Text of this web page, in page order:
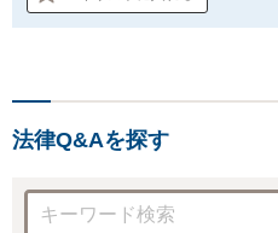
法律Q&Aを探す